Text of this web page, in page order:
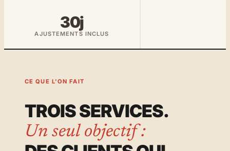
30j
AJUSTEMENTS INCLUS
CE QUE L'ON FAIT
TROIS SERVICES.
Un seul objectif :